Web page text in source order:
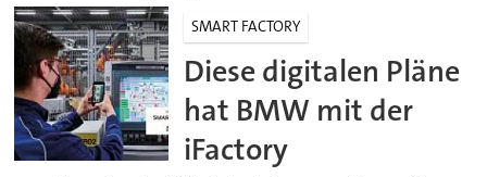
SMART FACTORY
Diese digitalen Pläne
hat BMW mit der
iFactory